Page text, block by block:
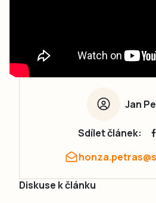
Jan
Sdílet článek:
Diskuse k článku